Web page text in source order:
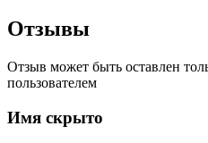
Отзывы
Отзыв может быть оставлен
пользователем
Имя скрыто